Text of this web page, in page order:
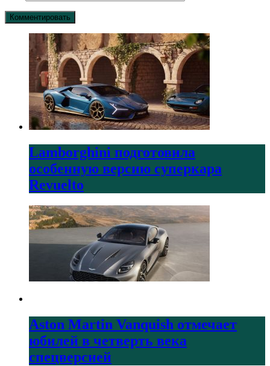
Lamborghini подготовила
особенную версию суперкара
Revuelto
Aston Martin Vanquish отмечает
юбилей в четверть века
спецверсией